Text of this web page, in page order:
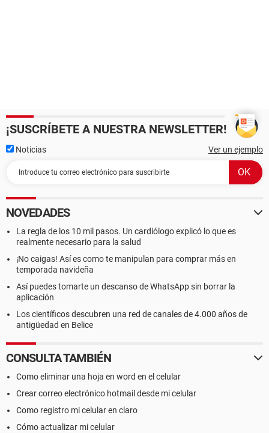
¡SUSCRÍBETE A NUESTRA NEWSLETTER!
Noticias Ver un ejemplo
NOVEDADES
La regla de los 10 mil pasos. Un cardiólogo explicó lo que es
realmente necesario para la salud
¡No caigas! Así es como te manipulan para comprar más en
temporada navideña
Así puedes tomarte un descanso de WhatsApp sin borrar la
aplicación
Los científicos descubren una red de canales de 4.000 años de
antigüedad en Belice
CONSULTA TAMBIÉN
Como eliminar una hoja en word en el celular
Crear correo electrónico hotmail desde mi celular
Como registro mi celular en claro
Cómo actualizar mi celular